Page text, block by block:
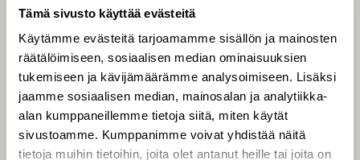
Tämä sivusto käyttää evästeitä
Käytämme evästeitä tarjoamamme sisällön ja mainosten
räätälöimiseen, sosiaalisen median ominaisuuksien
tukemiseen ja kävijämäärämme analysoimiseen. Lisäksi
jaamme sosiaalisen median, mainosalan ja analytiikka-
alan kumppaneillemme tietoja siitä, miten käytät
sivustoamme. Kumppanimme voivat yhdistää näitä
tietoja muihin tietoihin, joita olet antanut heille tai joita on
Tilaa digilukuoikeus
Äänestä parasta juttua
Tilaa uutiskirje
SUOMEN LUONNON­
SUOJELU­LIITTO